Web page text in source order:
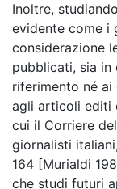
Inoltre,
evidente come i
considerazione
pubblicati, sia in
riferimento né ai
agli articoli editi
cui il Corriere
giornalisti
164 [Murialdi
che studi futuri